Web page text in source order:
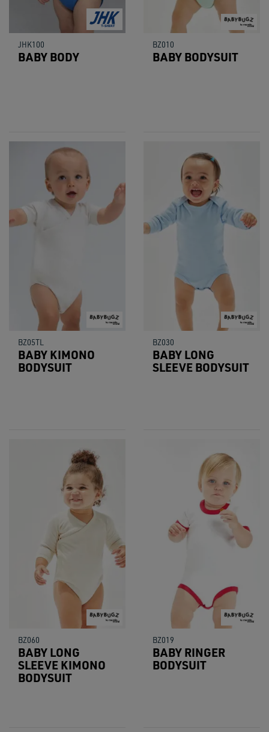
JHK100
BABY BODY
BZ010
BABY BODYSUIT
BZ05TL
BABY KIMONO
BODYSUIT
BZ030
BABY LONG
SLEEVE BODYSUIT
BZ060
BABY LONG
SLEEVE KIMONO
BODYSUIT
BZ019
BABY RINGER
BODYSUIT